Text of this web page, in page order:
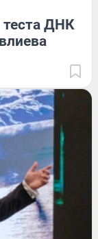
теста ДНК